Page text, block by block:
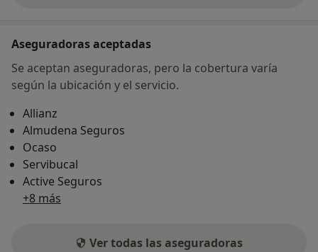
Aseguradoras aceptadas
Se aceptan aseguradoras, pero la cobertura varía
según la ubicación y el servicio.
Allianz
Almudena Seguros
Ocaso
Servibucal
Active Seguros
+8 más
Ver todas las aseguradoras